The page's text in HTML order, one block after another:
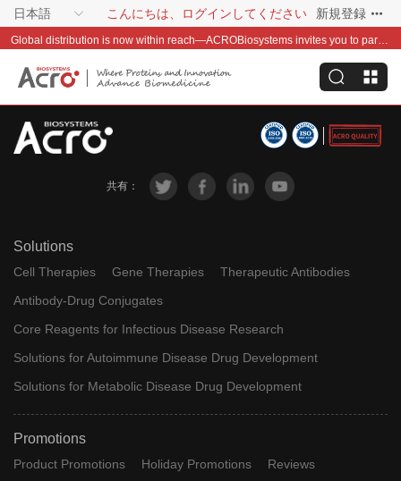
日本語 こんにちは、ログインしてください 新規登録
Global distribution is now within reach—ACROBiosystems invites you to partner with us~
共有：
Solutions
Cell Therapies Gene Therapies
Therapeutic Antibodies
Antibody-Drug Conjugates
Core Reagents for Infectious Disease Research
Solutions for Autoimmune Disease Drug Development
Solutions for Metabolic Disease Drug Development
Promotions
Product Promotions Holiday Promotions
Reviews